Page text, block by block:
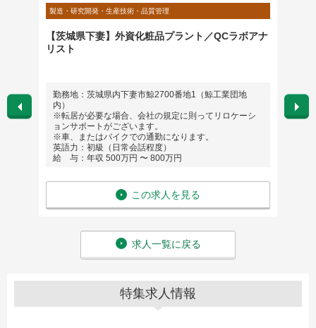
は
製造・研究開発・生産技術・品質管理
【茨城県下妻】外資化粧品プラント／QCラボアナ
リスト
勤務地：茨城県内下妻市鯨2700番地1（鯨工業団地
内）
※転居が必要な場合、会社の規定に則ってリロケーシ
ョンサポートがございます。
※車、またはバイクでの通勤になります。
英語力：初級（日常会話程度）
給 与：年収 500万円 〜 800万円
この求人を見る
勤務
内）
※転
求人一覧に戻る
特集求人情報